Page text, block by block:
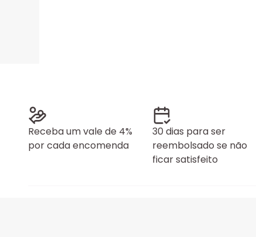
Receba um vale de 4%
por cada encomenda
30 dias para ser
reembolsado se não
ficar satisfeito